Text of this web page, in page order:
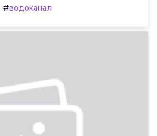
#водоканал